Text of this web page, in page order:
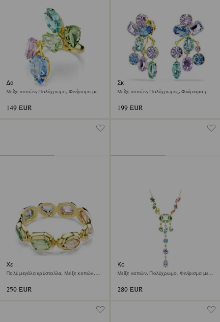
Δαχτυλίδι κοκτέιλ Gema
Μείξη κοπών, Πολύχρωμο, Φινίρισμα με
149 EUR
Σκουλαρίκια Gema
Μείξη κοπών, Πολύχρωμες, Φινίρισμα με
199 EUR
Χειροπέδα Gema
Πολύ μεγάλα κρύσταλλα, Μείξη κοπών,
250 EUR
Κολιέ σε σχήμα Υ Gema
Μείξη κοπών, Πολύχρωμο, Φινίρισμα με
280 EUR